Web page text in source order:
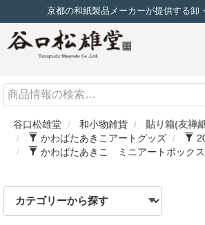
京都の和紙製品メーカーが提供する卸
谷口松雄堂 和小物雑貨
貼り箱(友禅
かわばたあきこアートグッズ
かわばたあきこ ミニアートボック
Search